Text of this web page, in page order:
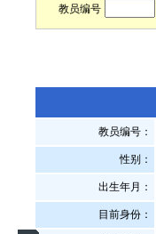
教员编号
教员编号：
性别：
出生年月：
目前身份：